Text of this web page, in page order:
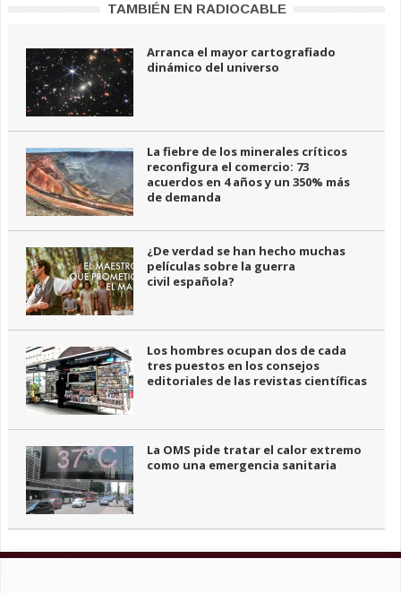
TAMBIÉN EN RADIOCABLE
Arranca el mayor cartografiado
dinámico del universo
La fiebre de los minerales críticos
reconfigura el comercio: 73
acuerdos en 4 años y un 350% más
de demanda
¿De verdad se han hecho muchas
películas sobre la guerra
civil española?
Los hombres ocupan dos de cada
tres puestos en los consejos
editoriales de las revistas científicas
La OMS pide tratar el calor extremo
como una emergencia sanitaria